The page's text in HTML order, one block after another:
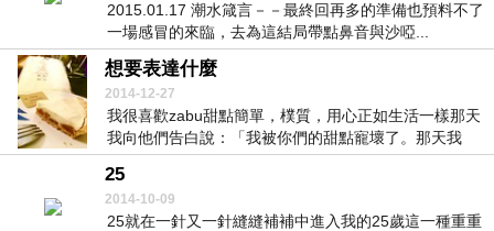
2015.01.17 潮水箴言－－最終回再多的準備也預料不了
一場感冒的來臨，去為這結局帶點鼻音與沙啞...
想要表達什麼
2014-12-27
我很喜歡zabu甜點簡單，樸質，用心正如生活一樣那天
我向他們告白說：「我被你們的甜點寵壞了。那天我
吃...
25
2014-10-09
25就在一針又一針縫縫補補中進入我的25歲這一種重重